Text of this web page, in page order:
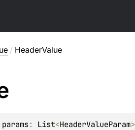
/ HeaderValue
params: List<HeaderValueParam>